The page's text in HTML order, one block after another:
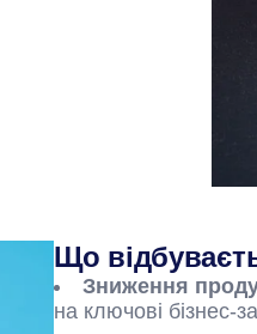
Що
Зниження
на ключові бізнес-